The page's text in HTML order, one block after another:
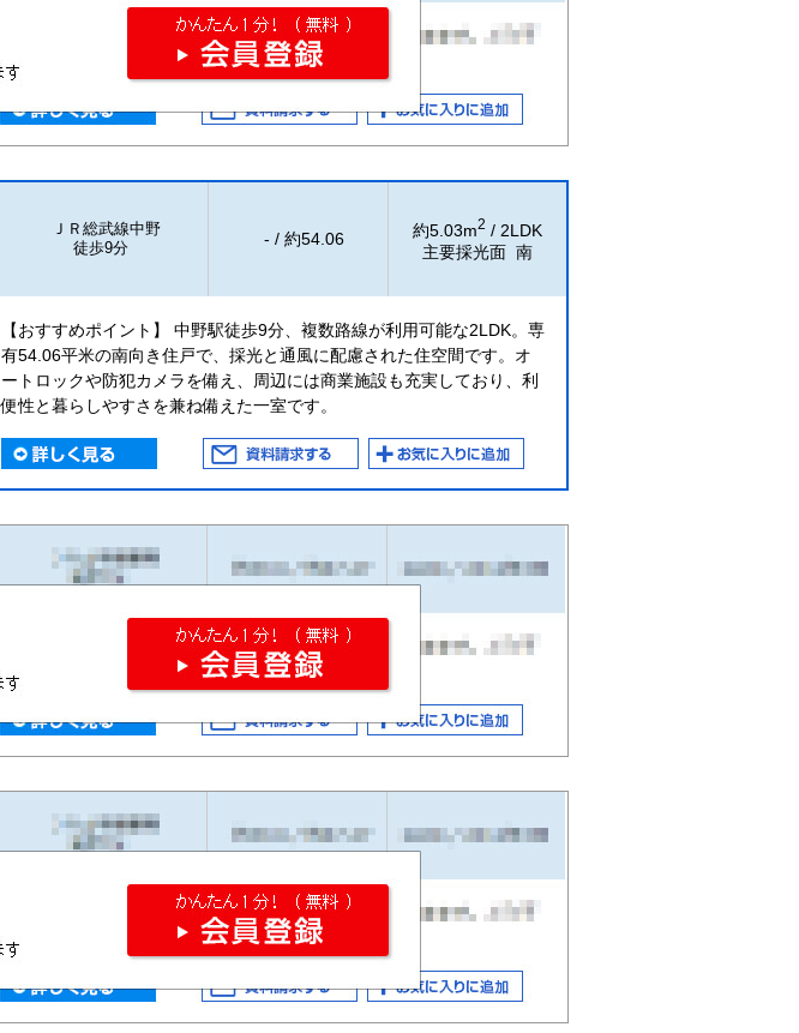
ＪＲ総武線中野
徒歩9分
- / 約54.06 約5.03m2 / 2LDK
主要採光面 南
【おすすめポイント】 中野駅徒歩9分、複数路線が利用可能な2LDK。専
有54.06平米の南向き住戸で、採光と通風に配慮された住空間です。オ
ートロックや防犯カメラを備え、周辺には商業施設も充実しており、利
便性と暮らしやすさを兼ね備えた一室です。